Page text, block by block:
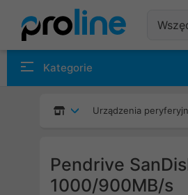
Kategorie
Urządzenia
Pendrive
1000/900MB/s